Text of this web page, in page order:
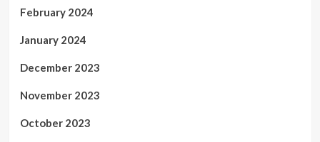
February 2024
January 2024
December 2023
November 2023
October 2023